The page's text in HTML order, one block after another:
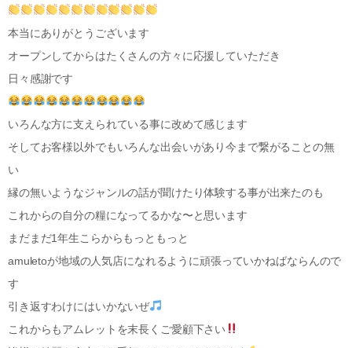
本当にありがとうございます
オープンしてからはたくさんの方々に応援していただき
日々感謝です
いろんな方に支えられている事に改めて感じます
そしてお客様以外でもいろんな出会いがあり今まで繋がることの無
い
縁の無いようなジャンルの話が聞けたり体験する事が出来たのも
これからの自分の糧になってるかな〜と思います
まだまだ1年生こらからもっともっと
amuletoが地域の人気店になれるように頑張っていかねばならんので
す
引き返すわけにはいかないぜ
これからもアムレットを末長くご愛顧下さい